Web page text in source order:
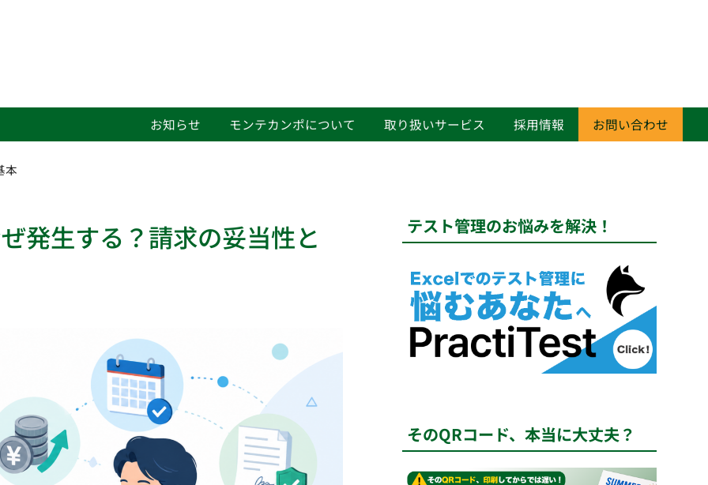
お知らせ モンテカンポについて 取り扱いサービス 採用情報 お問い合わせ
本
発生する？請求の妥当性と テスト管理のお悩みを解決！
そのQRコード、本当に大丈夫？